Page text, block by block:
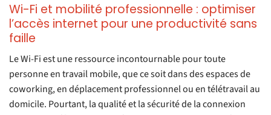
Wi-Fi et mobilité professionnelle : optimiser
l’accès internet pour une productivité sans
faille
Le Wi-Fi est une ressource incontournable pour toute
personne en travail mobile, que ce soit dans des espaces de
coworking, en déplacement professionnel ou en télétravail au
domicile. Pourtant, la qualité et la sécurité de la connexion